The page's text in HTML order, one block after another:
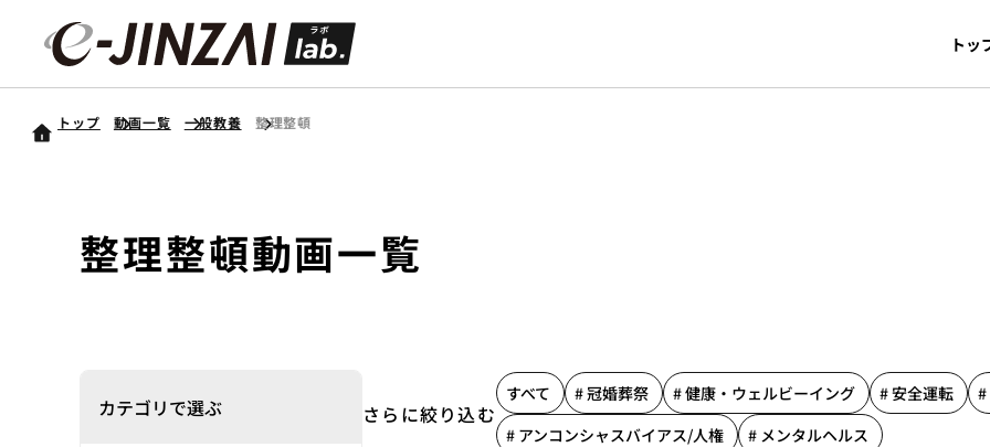
トッ
トップ 動画一覧 一般教養 整理整頓
整理整頓動画一覧
カテゴリで選ぶ さらに絞り込む
すべて # 冠婚葬祭 # 健康・ウェルビーイング # 安全運転
#
# アンコンシャスバイアス/人権
# メンタルヘルス